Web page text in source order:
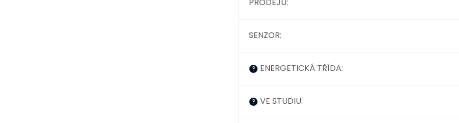
SENZOR:
? ENERGETICKÁ TŘÍDA:
? VE STUDIU: